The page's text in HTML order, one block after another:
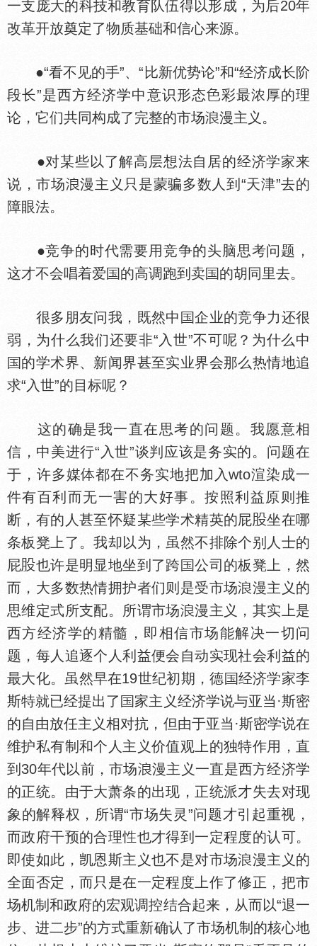
一支庞大的科技和教育队伍得以形成，为后20年
改革开放奠定了物质基础和信心来源。
●“看不见的手”、“比新优势论”和“经济成长阶
段长”是西方经济学中意识形态
彩最浓厚的理
论，它们共同构成了完整的市场
漫主义。
●对某些以了解高层想法自居的经济学家来
说，市场
漫主义只是蒙骗多数人到“天津”去的
障眼法。
●竞争的时代需要用竞争的头脑思考问题，
这才不会唱着爱
的高调跑到卖 的胡同里去。
很多朋友问我，既然中
企业的竞争力还很
弱，为什么我们还要非“入世”不可呢？为什么中
的学术界、新闻界甚至实业界会那么热情地追
求“入世”的目标呢？
这的确是我一直在思考的问题。我愿意相
信，中美进行“入世”谈判应该是务实的。问题在
于，许多媒
都在不务实地把加入wto渲染成一
件有百利而无一害的大好事。按照利益原则推
断，有的人甚至怀疑某些学术精英的屁
坐在哪
条板凳上了。我却以为，虽然不排除个别人士的
屁
也许是明显地坐到了跨
公司的板凳上，然
而，大多数热情拥护者们则是受市场
漫主义的
思维定式所支配。所谓市场
漫主义，其实上是
西方经济学的精髓，即相信市场能解决一切问
题，每人追逐个人利益便会自动实现社会利益的
最大化。虽然早在19世纪初期，德
经济学家李
斯特就已经提出了
家主义经济学说与亚当·斯密
的自由放任主义相对抗，但由于亚当·斯密学说在
维护私有制和个人主义价值观上的独特作用，直
到30年代以前，市场
漫主义一直是西方经济学
的正统。由于大萧条的出现，正统派才失去对现
象的解释权，所谓“市场失灵”问题才引起重视，
而政府干预的合理
也才得到一定程度的认可。
即使如此，凯恩斯主义也不是对市场
漫主义的
全面否定，而只是在一定程度上作了修正，把市
场机制和政府的宏观调控结合起来，从而以“退一
步、进二步”的方式重新确认了市场机制的核心地